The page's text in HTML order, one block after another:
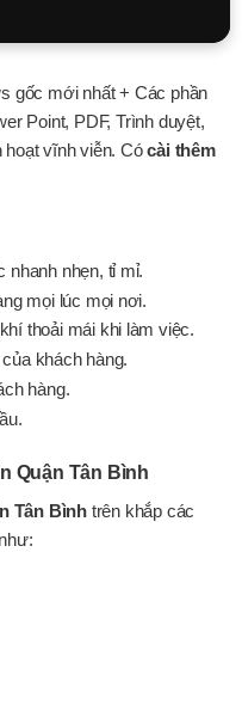
gốc mới nhất + Các phần
Point, PDF, Trình duyệt,
vĩnh viễn. Cócài thêm
nhanh nhẹn, tỉ mỉ.
mọi lúc mọi nơi.
thoải mái khi làm việc.
khách hàng.
hàng.
Quận Tân Bình
Tân Bình trên khắp các